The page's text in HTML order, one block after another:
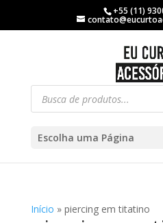
+55 (11)
Escolha uma Página
Início » piercing em titatino